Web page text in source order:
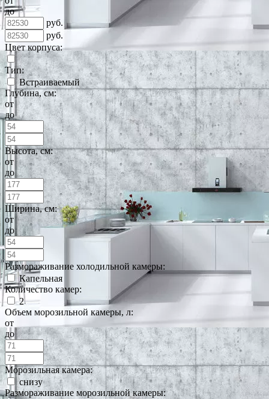
до
руб.
руб.
Цвет корпуса:
Тип:
Встраиваемый
Глубина, см:
от
до
Высота, см:
от
до
Ширина, см:
от
до
Размораживание холодильной камеры:
Капельная
Количество камер:
2
Объем морозильной камеры, л:
от
до
Морозильная камера:
снизу
Размораживание морозильной камеры: